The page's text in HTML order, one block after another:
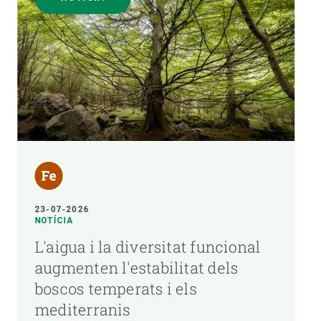
23-07-2026
NOTÍCIA
L'aigua i la diversitat funcional
augmenten l'estabilitat dels
boscos temperats i els
mediterranis